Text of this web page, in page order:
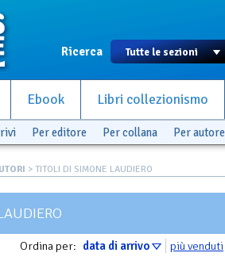
Ricerca
Ebook Libri collezionismo
Per editore Per collana Per autore
> TITOLI DI SIMONE LAUDIERO
Ordina per: data di arrivo più venduti